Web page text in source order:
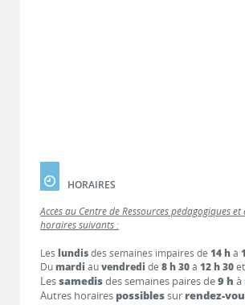
HORAIRES
Accès au Centre de Ressources pédagogiques
horaires suivants :
Les lundisdes semaines impaires de 14 hà
Dumardi auvendredi de 8 h 30à 12 h 30
Lessamedisdes semaines paires de9 h à
Autres horaires possiblessur rendez-